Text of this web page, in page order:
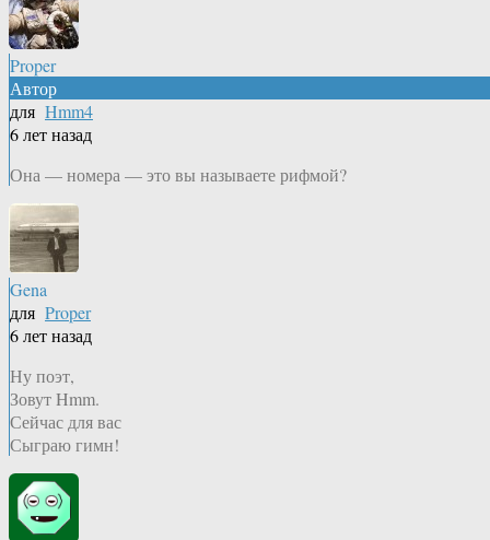
Proper
Автор
для Hmm4
6 лет назад
Она — номера — это вы называете рифмой?
Gena
для Proper
6 лет назад
Ну поэт,
Зовут Hmm.
Сейчас для вас
Сыграю гимн!